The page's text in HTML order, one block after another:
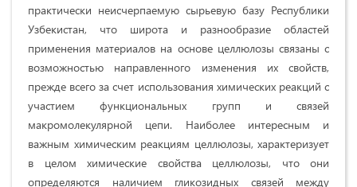
практически неисчерпаемую сырьевую базу Республики
Узбекистан, что широта и разнообразие областей
применения материалов на основе целлюлозы связаны с
возможностью направленного изменения их свойств,
прежде всего за счет использования химических реакций с
участием функциональных групп и связей
макромолекулярной цепи. Наиболее интересным и
важным химическим реакциям целлюлозы, характеризует
в целом химические свойства целлюлозы, что они
определяются наличием гликозидных связей между